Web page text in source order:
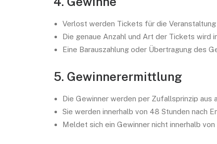
Verlost werden Tickets für die
Die genaue Anzahl und Art der Tickets wird
Eine Barauszahlung oder Übertragung des
5. Gewinnerermittlung
Die Gewinner werden per Zufallsprinzip aus
Sie werden innerhalb von 48 Stunden nach
Meldet sich ein Gewinner nicht innerhalb